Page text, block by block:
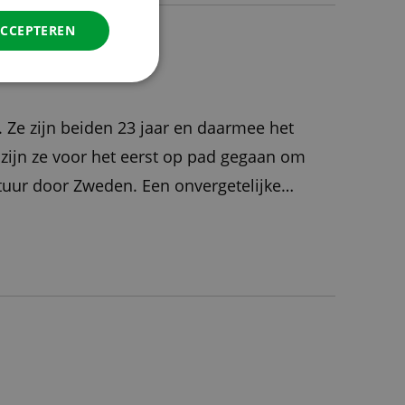
zijn beiden 23 jaar en daarmee het
ze voor het eerst op pad gegaan om
door Zweden. Een onvergetelijke
DANISH
SWEDISH